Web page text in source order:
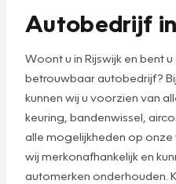
Autobedrijf
Woont u in Rijswijk en bent
betrouwbaar autobedrijf?
kunnen wij u voorzien van
keuring, bandenwissel,
alle mogelijkheden op onze
wij merkonafhankelijk en
automerken onderhouden.